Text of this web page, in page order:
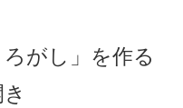
がし」を作る